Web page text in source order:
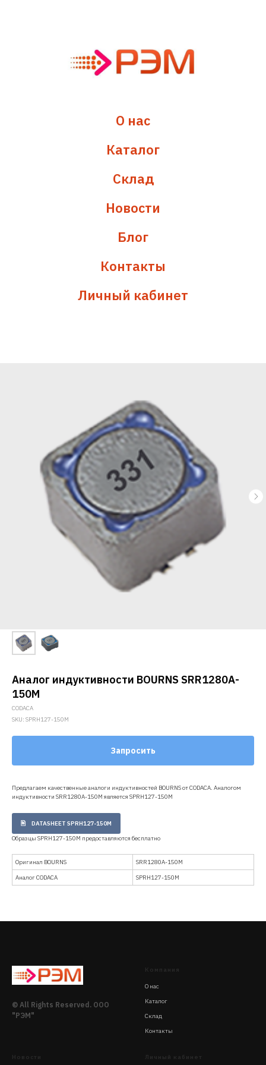
О нас
Каталог
Склад
Новости
Блог
Контакты
Личный кабинет
Аналог индуктивности BOURNS SRR1280A-
150M
CODACA
SKU: SPRH127-150M
Запросить
Предлагаем качественные аналоги индуктивностей BOURNS от CODACA. Аналогом
индуктивности SRR1280A-150M является SPRH127-150M
DATASHEET SPRH127-150M
Образцы SPRH127-150M предоставляются бесплатно
Оригинал BOURNS
SRR1280A-150M
Аналог CODACA
SPRH127-150M
© All Rights Reserved. ООО
"РЭМ"
Компания
О нас
Каталог
Склад
Контакты
Новости Личный кабинет